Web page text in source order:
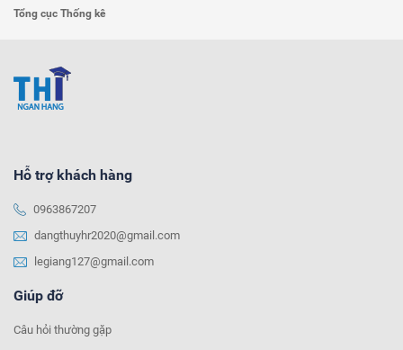
Tổng cục Thống kê
Hỗ trợ khách hàng
0963867207
dangthuyhr2020@gmail.com
legiang127@gmail.com
Giúp đỡ
Câu hỏi thường gặp